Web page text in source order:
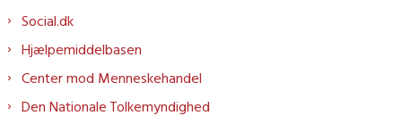
Social.dk
Hjælpemiddelbasen
Center mod Menneskehandel
Den Nationale Tolkemyndighed